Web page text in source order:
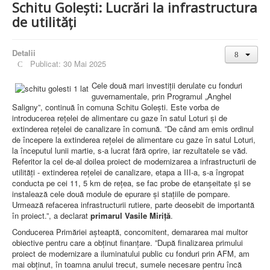
Schitu Golești: Lucrări la infrastructura
de utilități
Detalii
Publicat: 30 Mai 2025
Cele două mari investiții derulate cu fonduri
guvernamentale, prin Programul „Anghel
Saligny”, continuă în comuna Schitu Golești. Este vorba de
introducerea rețelei de alimentare cu gaze în satul Loturi și de
extinderea rețelei de canalizare în comună. ”De când am emis ordinul
de începere la extinderea rețelei de alimentare cu gaze în satul Loturi,
la începutul lunii martie, s-a lucrat fără oprire, iar rezultatele se văd.
Referitor la cel de-al doilea proiect de modernizarea a infrastructurii de
utilități - extinderea rețelei de canalizare, etapa a III-a, s-a îngropat
conducta pe cei 11, 5 km de rețea, se fac probe de etanșeitate și se
instalează cele două module de epurare și stațiile de pompare.
Urmează refacerea infrastructurii rutiere, parte deosebit de importantă
în proiect.”, a declarat primarul Vasile Miriță.
Conducerea Primăriei așteaptă, concomitent, demararea mai multor
obiective pentru care a obținut finanțare. ”După finalizarea primului
proiect de modernizare a iluminatului public cu fonduri prin AFM, am
mai obținut, în toamna anului trecut, sumele necesare pentru încă